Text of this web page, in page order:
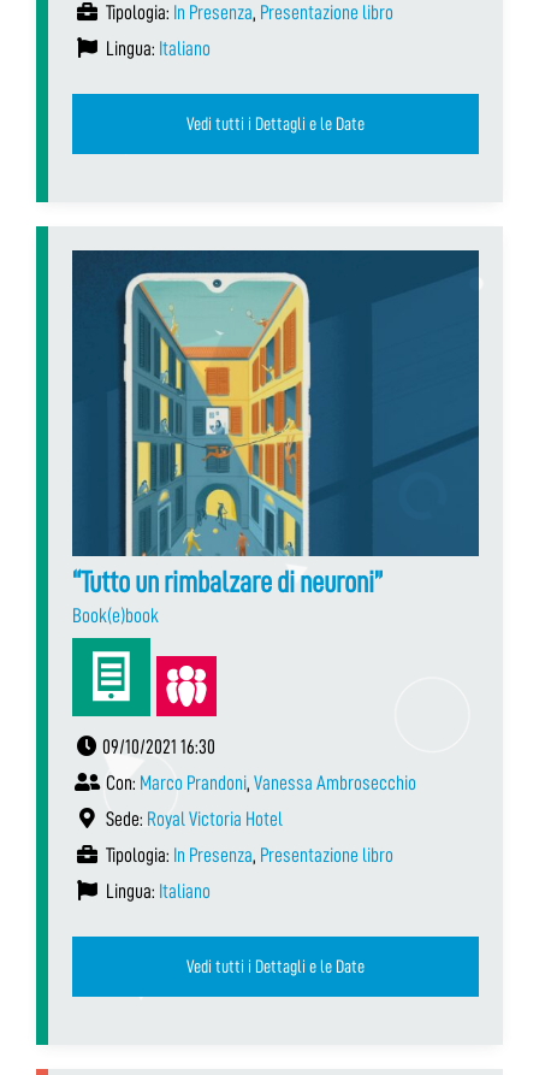
Tipologia: In Presenza, Presentazione libro
Lingua: Italiano
Vedi tutti i Dettagli e le Date
“Tutto un rimbalzare di neuroni”
Book(e)book
09/10/2021 16:30
Con: Marco Prandoni, Vanessa Ambrosecchio
Sede: Royal Victoria Hotel
Tipologia: In Presenza, Presentazione libro
Lingua: Italiano
Vedi tutti i Dettagli e le Date